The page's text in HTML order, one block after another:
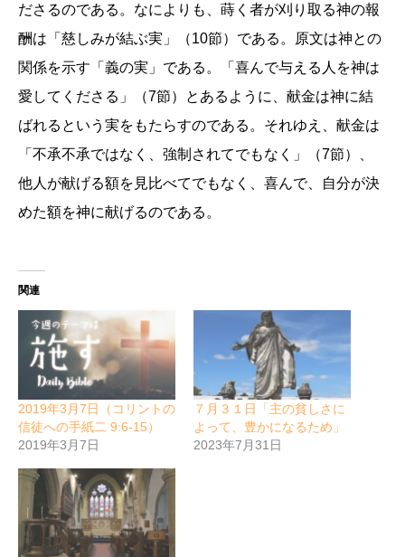
ださるのである。なによりも、蒔く者が刈り取る神の報
酬は「慈しみが結ぶ実」（10節）である。原文は神との
関係を示す「義の実」である。「喜んで与える人を神は
愛してくださる」（7節）とあるように、献金は神に結
ばれるという実をもたらすのである。それゆえ、献金は
「 不承不承ではなく、強制されてでもなく」
（7節）、
他人が献げる額を見比べてでもなく、喜んで、自分が決
めた額を神に献げるのである。
関連
2019年3月7日（コリントの
信徒への手紙二 9:6-15）
2019年3月7日
７月３１日「主の貧しさに
よって、豊かになるため」
2023年7月31日